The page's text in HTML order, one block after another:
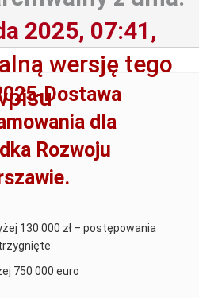
2025, 07:41,
wersję tego
Dostawa
dla
Rozwoju
130 000 zł – postępowania
750 000 euro